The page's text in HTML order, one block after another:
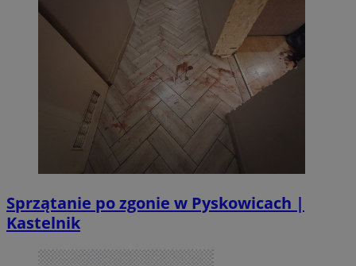
Sprzątanie po zgonie w Pyskowicach |
Kastelnik